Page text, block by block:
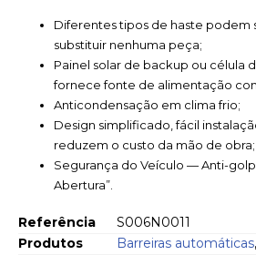
Diferentes tipos de haste podem
substituir nenhuma peça;
Painel solar de backup ou célula
fornece fonte de alimentação
Anticondensação em clima frio;
Design simplificado, fácil
reduzem o custo da mão de obra;
Segurança do Veículo — Anti-
Abertura”.
Referência
S006N0011
Produtos
Barreiras automáticas,